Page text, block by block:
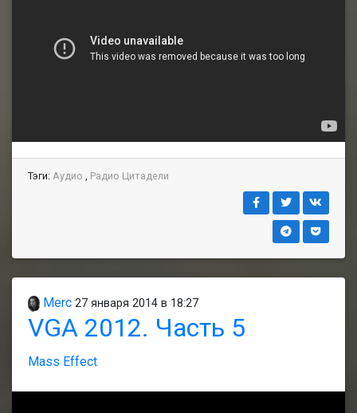
Тэги: Аудио , Радио Цитадели
Merc 27 января 2014 в 18:27
VGA 2012. Часть 5
Mass Effect